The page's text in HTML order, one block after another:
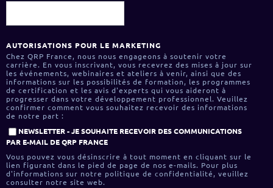
AUTORISATIONS POUR LE MARKETING
Chez QRP France, nous nous engageons à soutenir votre
carrière. En vous inscrivant, vous recevrez des mises à jour sur
les événements, webinaires et ateliers à venir, ainsi que des
informations sur les possibilités de formation, les programmes
de certification et les avis d'experts qui vous aideront à
progresser dans votre développement professionnel. Veuillez
confirmer comment vous souhaitez recevoir des informations
de notre part :
NEWSLETTER - JE SOUHAITE RECEVOIR DES COMMUNICATIONS
PAR E-MAIL DE QRP FRANCE
Vous pouvez vous désinscrire à tout moment en cliquant sur le
lien figurant dans le pied de page de nos e-mails. Pour plus
d'informations sur notre politique de confidentialité, veuillez
consulter notre site web.